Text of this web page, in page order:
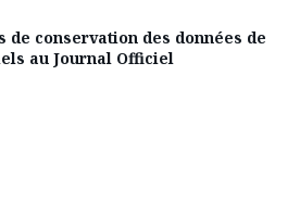
de conservation des données de
au Journal Officiel